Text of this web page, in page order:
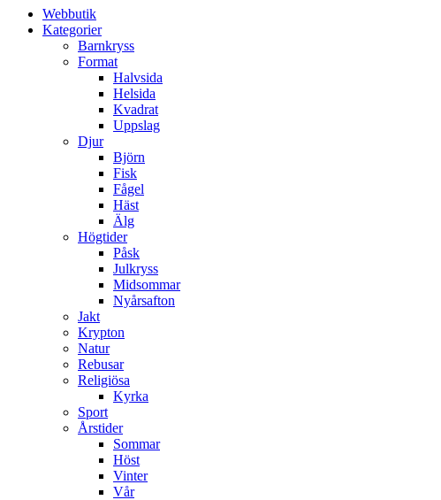
Webbutik
Kategorier
Barnkryss
Format
Halvsida
Helsida
Kvadrat
Uppslag
Djur
Björn
Fisk
Fågel
Häst
Älg
Högtider
Påsk
Julkryss
Midsommar
Nyårsafton
Jakt
Krypton
Natur
Rebusar
Religiösa
Kyrka
Sport
Årstider
Sommar
Höst
Vinter
Vår